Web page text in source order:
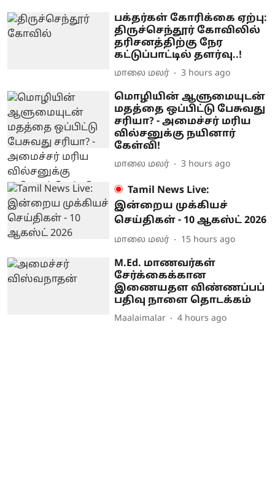
பக்தர்கள் கோரிக்கை ஏற்பு:
திருச்செந்தூர் கோவிலில்
தரிசனத்திற்கு நேர
கட்டுப்பாட்டில் தளர்வு..!
மாலை மலர் 3 hours ago
மொழியின் ஆளுமையுடன்
மதத்தை ஒப்பிட்டு பேசுவது
சரியா? - அமைச்சர் மரிய
வில்சனுக்கு நயினார்
கேள்வி!
மாலை மலர் 3 hours ago
Tamil News Live:
இன்றைய முக்கியச்
செய்திகள் - 10 ஆகஸ்ட் 2026
மாலை மலர் 15 hours ago
M.Ed. மாணவர்கள்
சேர்க்கைக்கான
இணையதள விண்ணப்பப்
பதிவு நாளை தொடக்கம்
Maalaimalar 4 hours ago